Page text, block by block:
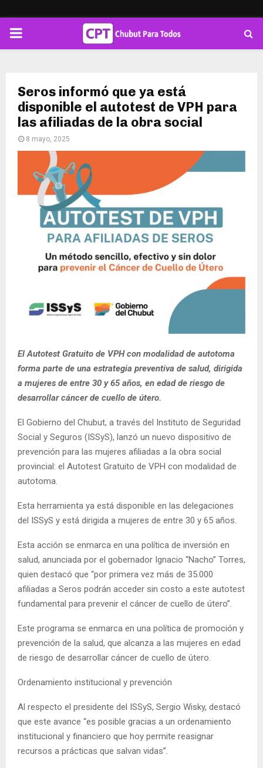
PRIMARY
Seros informó que ya está
disponible el autotest de VPH para
las afiliadas de la obra social
8 mayo, 2025
El Autotest Gratuito de VPH con modalidad de autotoma
forma parte de una estrategia preventiva de salud, dirigida
a mujeres de entre 30 y 65 años, en edad de riesgo de
desarrollar cáncer de cuello de útero.
El Gobierno del Chubut, a través del Instituto de Seguridad
Social y Seguros (ISSyS), lanzó un nuevo dispositivo de
prevención para las mujeres afiliadas a la obra social
provincial: el Autotest Gratuito de VPH con modalidad de
autotoma.
Esta herramienta ya está disponible en las delegaciones
del ISSyS y está dirigida a mujeres de entre 30 y 65 años.
Esta acción se enmarca en una política de inversión en
salud, anunciada por el gobernador Ignacio “Nacho” Torres,
quien destacó que “por primera vez más de 35.000
afiliadas a Seros podrán acceder sin costo a este autotest
fundamental para prevenir el cáncer de cuello de útero”.
Este programa se enmarca en una política de promoción y
prevención de la salud, que alcanza a las mujeres en edad
de riesgo de desarrollar cáncer de cuello de útero.
Ordenamiento institucional y prevención
Al respecto el presidente del ISSyS, Sergio Wisky, destacó
que este avance “es posible gracias a un ordenamiento
institucional y financiero que hoy permite reasignar
recursos a prácticas que salvan vidas”.